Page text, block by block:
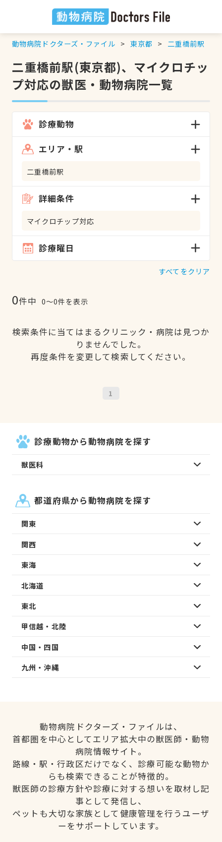
動物病院ドクターズ・ファイル 東京都 二重橋前駅
二重橋前駅(東京都)、マイクロチッ
プ対応の獣医・動物病院一覧
診療動物
エリア・駅
二重橋前駅
詳細条件
マイクロチップ対応
診療曜日
すべてをクリア
0件中 0〜0件を表示
検索条件に当てはまるクリニック・病院は見つか
りませんでした。
再度条件を変更して検索してください。
1
診療動物から動物病院を探す
獣医科
都道府県から動物病院を探す
関東
関西
東海
北海道
東北
甲信越・北陸
中国・四国
九州・沖縄
動物病院ドクターズ・ファイルは、
首都圏を中心としてエリア拡大中の獣医師・動物
病院情報サイト。
路線・駅・行政区だけでなく、診療可能な動物か
らも検索できることが特徴的。
獣医師の診療方針や診療に対する想いを取材し記
事として発信し、
ペットも大切な家族として健康管理を行うユーザ
ーをサポートしています。